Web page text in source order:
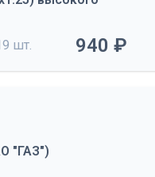
шт. 940 ₽
"ГАЗ")